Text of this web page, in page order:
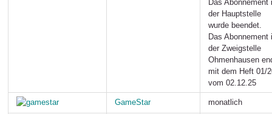
Das Abonnement
der Hauptstelle
wurde beendet.
Das Abonnement
der Zweigstelle
Ohmenhausen
mit dem Heft 01/
vom 02.12.25
GameStar monatlich